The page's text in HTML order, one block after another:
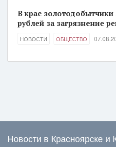
В крае золотодобытчики
рублей за загрязнение
НОВОСТИ ОБЩЕСТВО
Новости в Красноярске и